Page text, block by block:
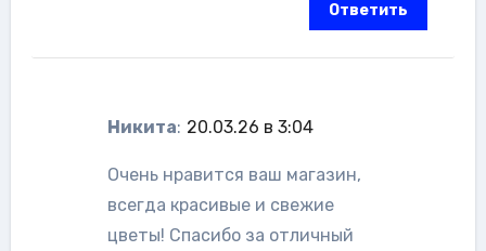
Ответить
Никита: 20.03.26 в 3:04
Очень нравится ваш магазин,
всегда красивые и свежие
цветы! Спасибо за отличный